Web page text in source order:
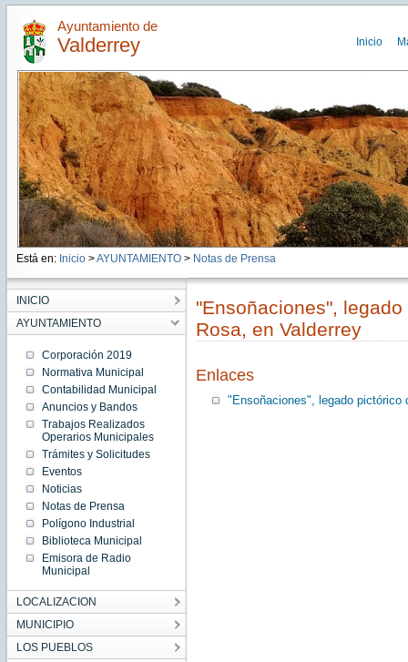
Ayuntamiento de
Valderrey Inicio
Está en: Inicio >AYUNTAMIENTO> Notas de Prensa
INICIO
AYUNTAMIENTO
Corporación 2019
Normativa Municipal
Contabilidad Municipal
Anuncios y Bandos
Trabajos Realizados
Operarios Municipales
Trámites y Solicitudes
Eventos
Noticias
Notas de Prensa
Polígono Industrial
Biblioteca Municipal
Emisora de Radio
Municipal
LOCALIZACION
MUNICIPIO
LOS PUEBLOS
"Ensoñaciones",
Rosa, en Valderrey
Enlaces
"Ensoñaciones", legado pictórico